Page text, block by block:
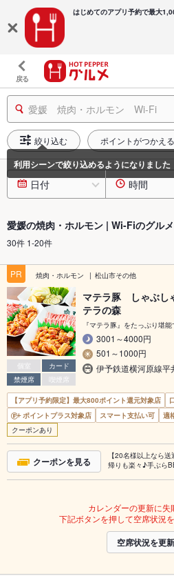
はじめてのアプリ予約で最大
戻る
愛媛 焼肉・ホルモン Wi-Fi
絞り込む ポイントがつかえる
日付 時間
愛媛の焼肉・ホルモン | Wi-Fiのグル
30件 1-20件
PR 焼肉・ホルモン 松山市その他
個室
カード
禁煙席
喫煙席
マテラ豚 しゃぶし
テラの森
『マテラ豚』をたっぷり堪
3001～4000円
501～1000円
伊予鉄道横河原線
【アプリ予約限定】最大800ポイント還元対象店
ポイントプラス対象店
スマート支払い可 適
クーポンあり
クーポンを見る
【20名様以上なら
帰りも楽々♪手ぶら
カレンダーの更新に失
下記ボタンを押して空席状況
空席状況を更